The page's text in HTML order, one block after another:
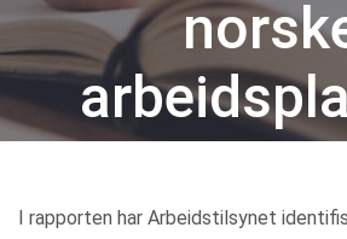
I rapporten har Arbeidstilsynet